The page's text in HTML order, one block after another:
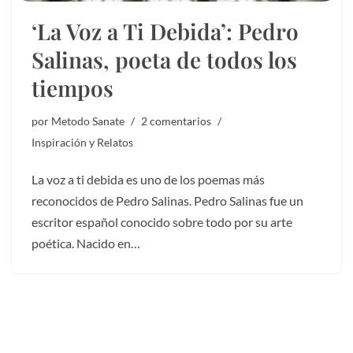
‘La Voz a Ti Debida’: Pedro
Salinas, poeta de todos los
tiempos
por Metodo Sanate
2 comentarios
Inspiración y Relatos
La voz a ti debida es uno de los poemas más
reconocidos de Pedro Salinas. Pedro Salinas fue un
escritor español conocido sobre todo por su arte
poética. Nacido en…